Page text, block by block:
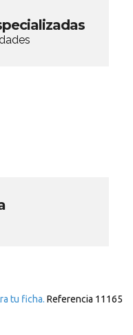
tu ficha. Referencia 11165